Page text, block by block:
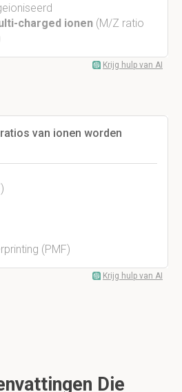
charged ionen (M/Z ratio
Krijg hulp van AI
van ionen worden
(PMF)
Krijg hulp van AI
Die